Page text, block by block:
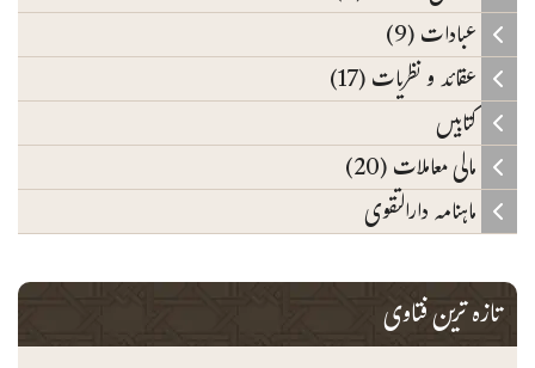
عبادات (9)
عقائد و نظریات (17)
کتابیں
مالی معاملات (20)
ماہنامہ دارالتقوی
تازہ ترین فتاوی